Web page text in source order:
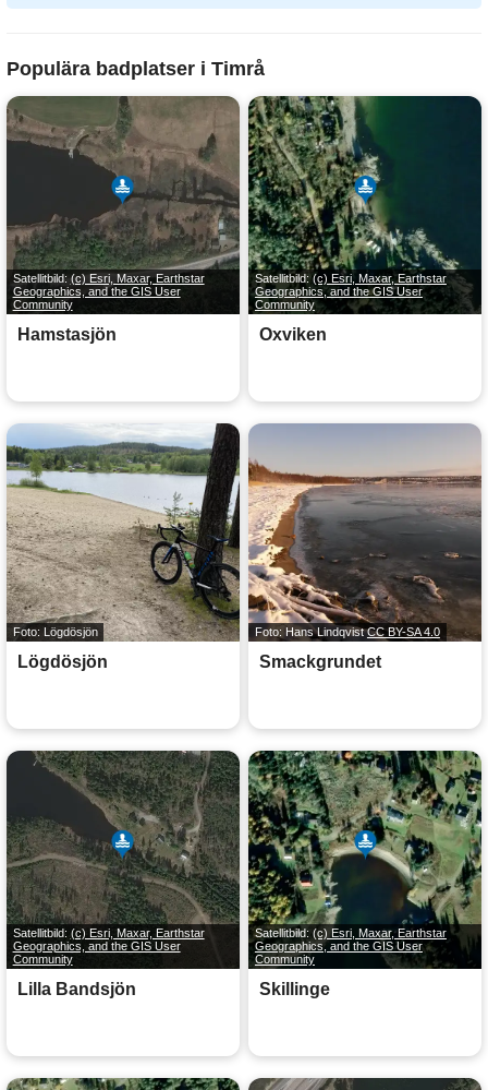
Populära badplatser i Timrå
Satellitbild: (c) Esri, Maxar, Earthstar
Geographics, and the GIS User
Community
Hamstasjön
Satellitbild: (c) Esri, Maxar, Earthstar
Geographics, and the GIS User
Community
Oxviken
Foto: Lögdösjön
Lögdösjön
Foto: Hans LindqvistCC BY-SA 4.0
Smackgrundet
Satellitbild: (c) Esri, Maxar, Earthstar
Geographics, and the GIS User
Community
Lilla Bandsjön
Satellitbild: (c) Esri, Maxar, Earthstar
Geographics, and the GIS User
Community
Skillinge